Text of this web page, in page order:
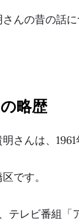
んの昔の話に
略歴
さんは、
です。
テレビ番組「